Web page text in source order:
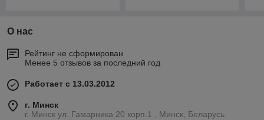
О нас
Рейтинг не сформирован
Менее 5 отзывов за последний год
Работает с 13.03.2012
г. Минск
г. Минск ул. Гамарника 20 корп.1 , Минск, Беларусь